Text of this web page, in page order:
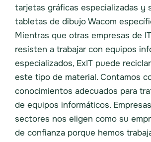
tarjetas gráficas especializadas y
tabletas de dibujo Wacom
Mientras que otras empresas de
resisten a trabajar con equipos
especializados, ExIT puede
este tipo de material. Contamos
conocimientos adecuados para
de equipos informáticos.
sectores nos eligen como su
de confianza porque hemos